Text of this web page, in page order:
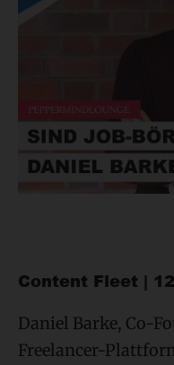
Content Fleet |
Daniel Barke, Co-
Freelancer-